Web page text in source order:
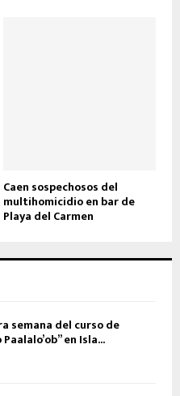
Caen sospechosos del
multihomicidio en bar de
Playa del Carmen
semana del curso de
en Isla...